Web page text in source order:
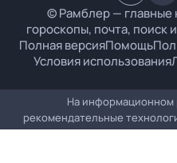
© Рамблер — главные
гороскопы, почта, поиск
Полная версияПомощь
Условия использования
На информационном
рекомендательные